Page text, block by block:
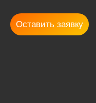
Оставить заявку